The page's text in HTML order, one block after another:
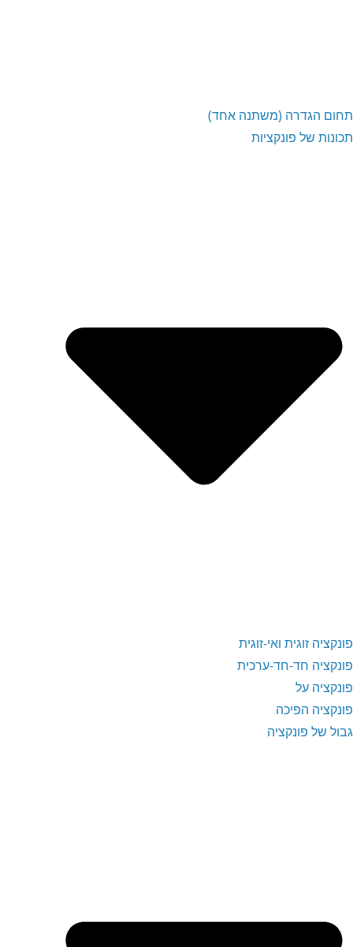
תחום הגדרה (משתנה אחד)
תכונות של פונקציות
פונקציה זוגית ואי-זוגית
פונקציה חד-חד-ערכית
פונקציה על
פונקציה הפיכה
גבול של פונקציה